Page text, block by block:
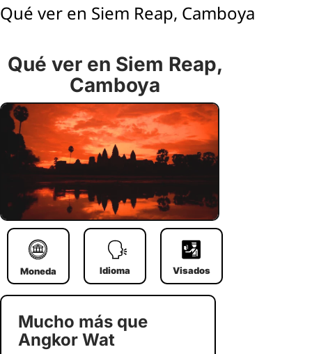
Qué ver en Siem Reap, Camboya
Qué ver en Siem Reap,
Camboya
Moneda Idioma Visados
Mucho más que
Angkor Wat